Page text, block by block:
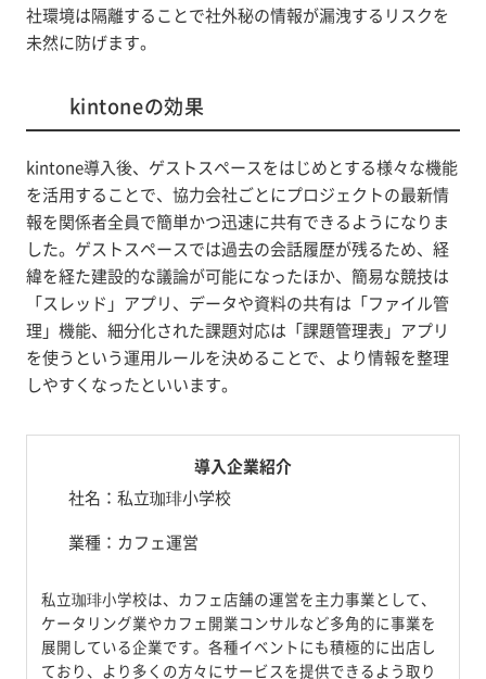
社環境は隔離することで社外秘の情報が漏洩するリスクを
未然に防げます。
kintoneの効果
kintone導入後、ゲストスペースをはじめとする様々な機能
を活用することで、協力会社ごとにプロジェクトの最新情
報を関係者全員で簡単かつ迅速に共有できるようになりま
した。ゲストスペースでは過去の会話履歴が残るため、経
緯を経た建設的な議論が可能になったほか、簡易な競技は
「スレッド」アプリ、データや資料の共有は「ファイル管
理」機能、細分化された課題対応は「課題管理表」アプリ
を使うという運用ルールを決めることで、より情報を整理
しやすくなったといいます。
導入企業紹介
社名：私立珈琲小学校
業種：カフェ運営
私立珈琲小学校は、カフェ店舗の運営を主力事業として、
ケータリング業やカフェ開業コンサルなど多角的に事業を
展開している企業です。各種イベントにも積極的に出店し
ており、より多くの方々にサービスを提供できるよう取り